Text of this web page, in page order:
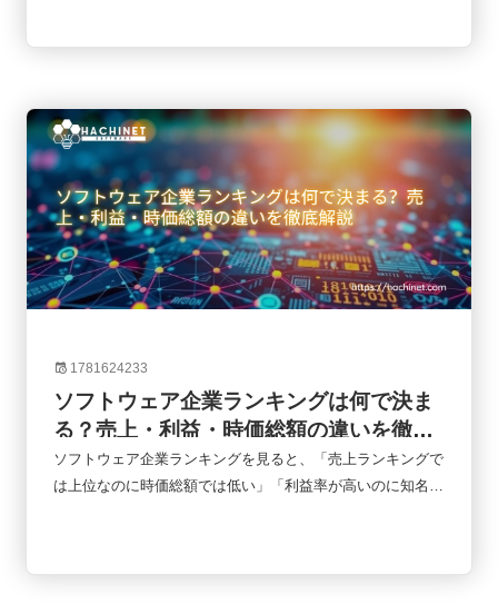
1781624233
ソフトウェア企業ランキングは何で決ま
る？売上・利益・時価総額の違いを徹底
解説
ソフトウェア企業ランキングを見ると、「売上ランキングで
は上位なのに時価総額では低い」「利益率が高いのに知名度